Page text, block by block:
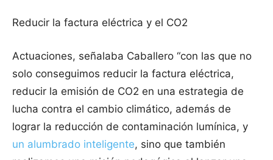
Reducir la factura eléctrica y el CO2
Actuaciones, señalaba Caballero “con las que no
solo conseguimos reducir la factura eléctrica,
reducir la emisión de CO2 en una estrategia de
lucha contra el cambio climático, además de
lograr la reducción de contaminación lumínica, y
un alumbrado inteligente, sino que también